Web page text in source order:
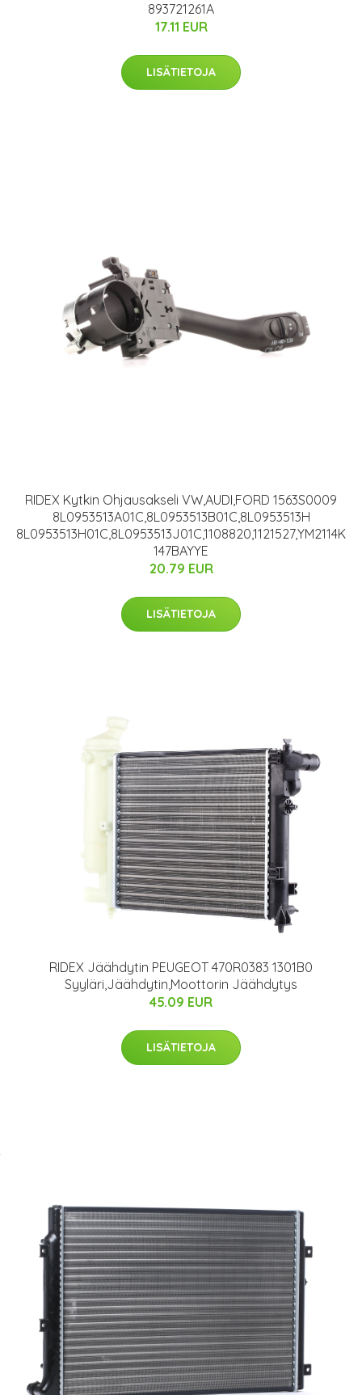
893721261A
17.11 EUR
LISÄTIETOJA
RIDEX Kytkin Ohjausakseli VW,AUDI,FORD 1563S0009
8L0953513A01C,8L0953513B01C,8L0953513H
8L0953513H01C,8L0953513J01C,1108820,1121527,YM2114K
147BAYYE
20.79 EUR
LISÄTIETOJA
RIDEX Jäähdytin PEUGEOT 470R0383 1301B0
Syyläri,Jäähdytin,Moottorin Jäähdytys
45.09 EUR
LISÄTIETOJA